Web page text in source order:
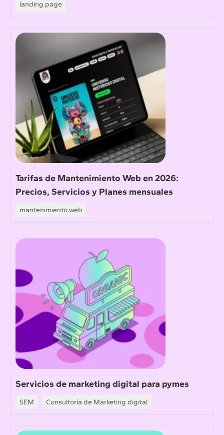
landing page
Tarifas de Mantenimiento Web en 2026:
Precios, Servicios y Planes mensuales
mantenimiento web
Servicios de marketing digital para pymes
SEM Consultoría de Marketing digital